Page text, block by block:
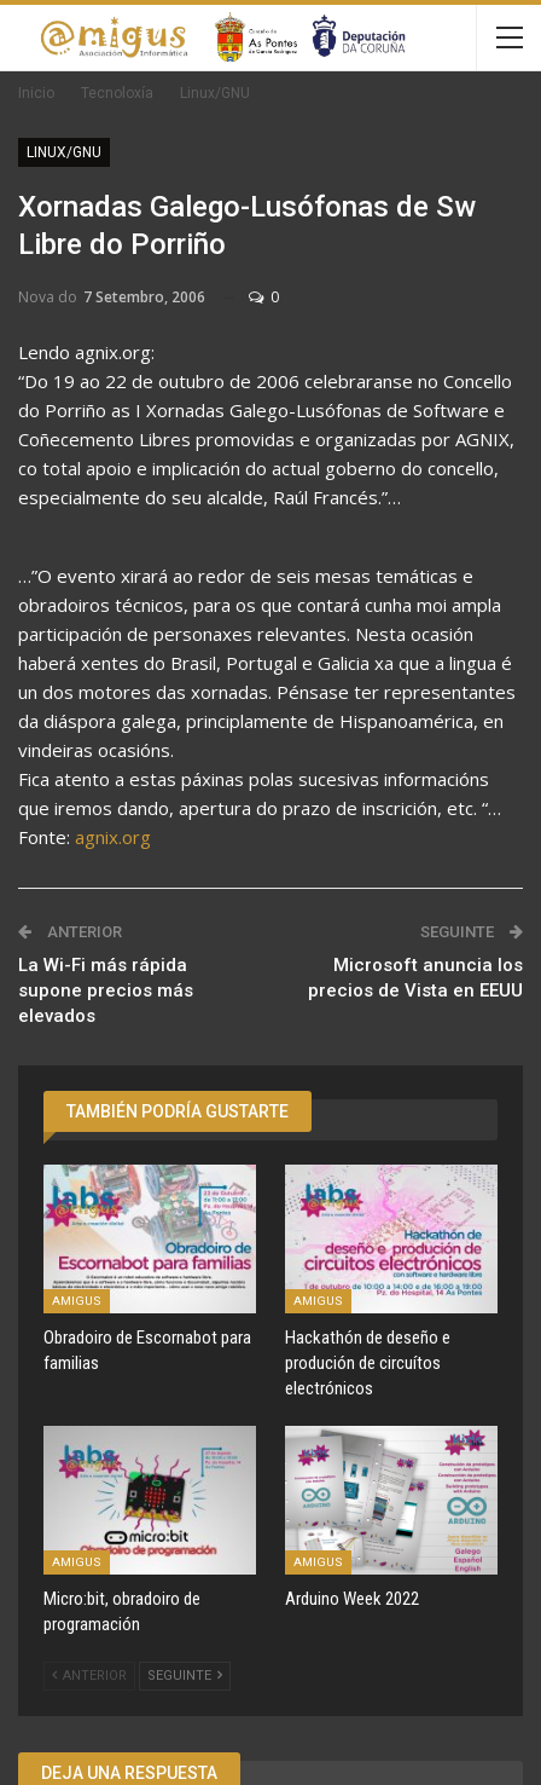
Inicio Tecnoloxía Linux/GNU
LINUX/GNU
Xornadas Galego-Lusófonas de Sw
Libre do Porriño
Nova do 7 Setembro, 2006 0
Lendo agnix.org:
“Do 19 ao 22 de outubro de 2006 celebraranse no Concello
do Porriño as I Xornadas Galego-Lusófonas de Software e
Coñecemento Libres promovidas e organizadas por AGNIX,
co total apoio e implicación do actual goberno do concello,
especialmente do seu alcalde, Raúl Francés.”…
…”O evento xirará ao redor de seis mesas temáticas e
obradoiros técnicos, para os que contará cunha moi ampla
participación de personaxes relevantes. Nesta ocasión
haberá xentes do Brasil, Portugal e Galicia xa que a lingua é
un dos motores das xornadas. Pénsase ter representantes
da diáspora galega, principlamente de Hispanoamérica, en
vindeiras ocasións.
Fica atento a estas páxinas polas sucesivas informacións
que iremos dando, apertura do prazo de inscrición, etc. “…
Fonte: agnix.org
ANTERIOR
La Wi-Fi más rápida
supone precios más
elevados
SEGUINTE
Microsoft anuncia los
precios de Vista en EEUU
TAMBIÉN PODRÍA GUSTARTE
AMIGUS
Obradoiro de Escornabot para
familias
AMIGUS
Hackathón de deseño e
produción de circuítos
electrónicos
AMIGUS
Micro:bit, obradoiro de
programación
AMIGUS
Arduino Week 2022
ANTERIOR SEGUINTE
DEJA UNA RESPUESTA